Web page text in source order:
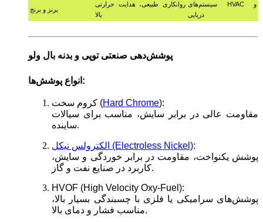
برنز و برنج
روانکاری طبیعی، هدایت حرارتی
بالا
سیستم‌های HVAC و
دریایی
پوشش‌دهی صنعتی توپی و بدنه بال ولو
انواع پوشش‌ها:
کروم سخت (Hard Chrome):
مقاومت عالی در برابر سایش، مناسب برای سیالات
ساینده.
الکترولس نیکل (Electroless Nickel):
پوشش یکنواخت، مقاومت در برابر خوردگی و سایش،
کاربرد در صنایع نفت و گاز.
HVOF (High Velocity Oxy-Fuel):
پوشش‌های سرامیکی یا فلزی با چسبندگی بسیار بالا،
مناسب فشار و دمای بالا.